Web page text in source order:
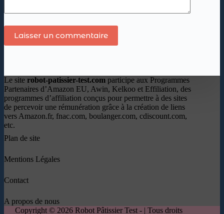
Laisser un commentaire
Le site robot-patissier-test.com participe aux Programmes
Partenaires d’Amazon EU, Awin, Kelkoo et Effiliation, des
programmes d’affiliation conçus pour permettre à des sites
de percevoir une rémunération grâce à la création de liens
vers Amazon.fr, fnac.com, boulanger.com, cdiscount.com,
etc.
Plan de site
Mentions Légales
Contact
A propos de nous
Copyright © 2026 Robot Pâtissier Test - | Tous droits